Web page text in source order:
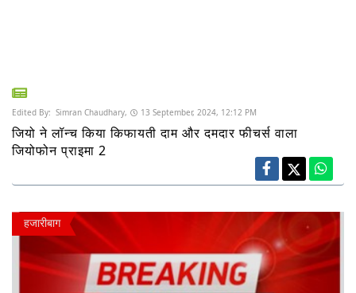
Edited By: Simran Chaudhary, 13 September, 2024, 12:12 PM
जियो ने लॉन्च किया किफायती दाम और दमदार फीचर्स वाला
जियोफोन प्राइमा 2
हजारीबाग